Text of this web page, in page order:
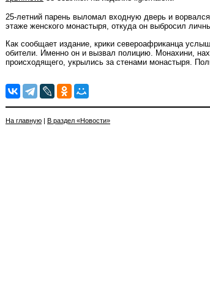
25-летний парень выломал входную дверь и
этаже женского монастыря, откуда он выбросил
Как сообщает издание, крики североафриканца
обители. Именно он и вызвал полицию. Монахини,
происходящего, укрылись за стенами монастыря.
На главную В раздел «Новости»